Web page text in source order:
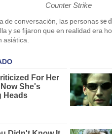
Counter Strike
de conversación, las personas se
y se fijaron que en realidad era
asiática.